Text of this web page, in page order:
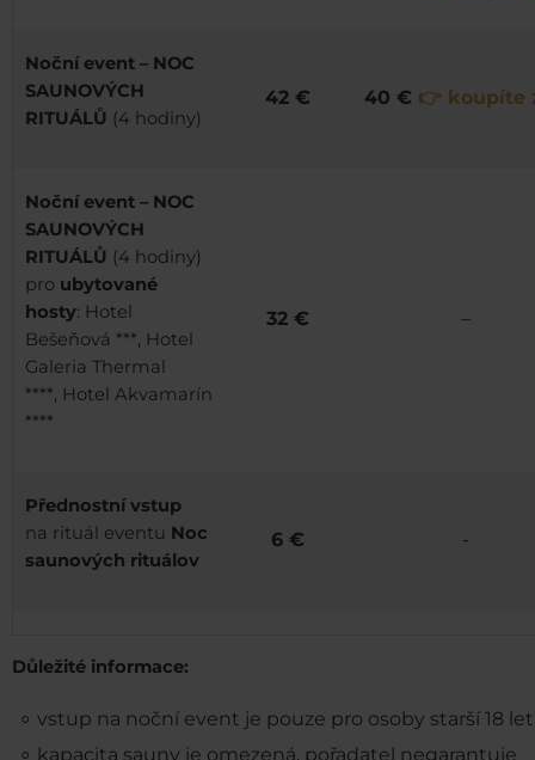
Noční event – NOC
SAUNOVÝCH
RITUÁLŮ (4 hodiny)
42 € 40 € 👉 koupíte
Noční event – NOC
SAUNOVÝCH
RITUÁLŮ (4 hodiny)
pro ubytované
hosty: Hotel
Bešeňová ***, Hotel
Galeria Thermal
****, Hotel Akvamarín
****
32 € –
Přednostní vstup
na rituál eventu Noc
saunových rituálov
6 € -
Důležité informace:
vstup na noční event je pouze pro osoby starší 18 let
kapacita sauny je omezená, pořadatel negarantuje